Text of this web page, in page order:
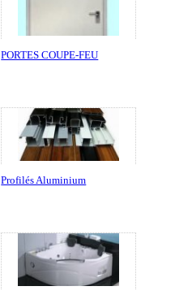
PORTES COUPE-FEU
Profilés Aluminium